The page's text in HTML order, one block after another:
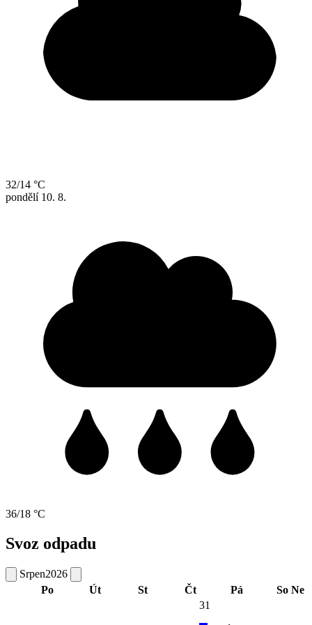
32/14 °C
pondělí 10. 8.
36/18 °C
Svoz odpadu
Srpen2026
Po
Út St Čt Pá So Ne
31